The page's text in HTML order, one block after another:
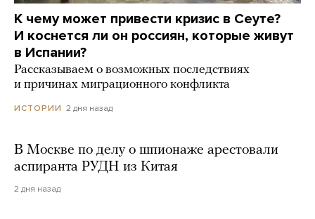
К чему может привести кризис в Сеуте?
И коснется ли он россиян, которые живут
в Испании?
Рассказываем о возможных последствиях
и причинах миграционного конфликта
ИСТОРИИ 2 дня назад
В Москве по делу о шпионаже арестовали
аспиранта РУДН из Китая
2 дня назад